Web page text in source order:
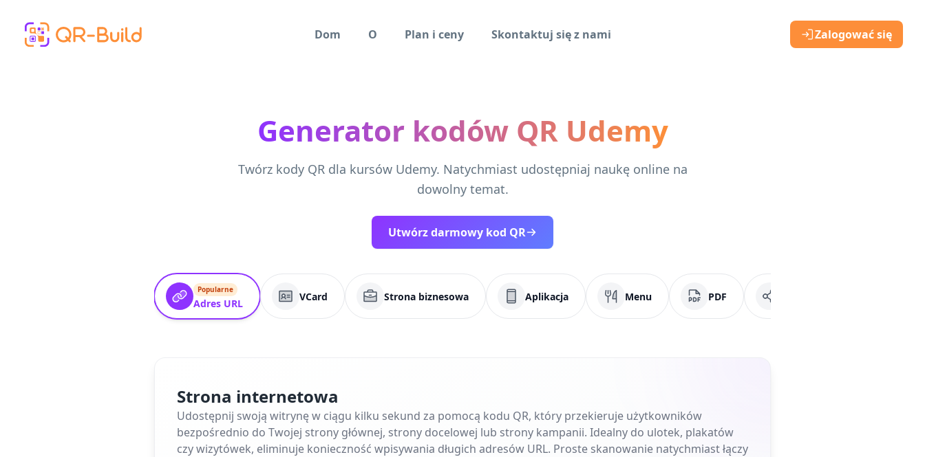
Dom
O Plan i ceny Skontaktuj się z nami Zalogować się
Generator kodów QR Udemy
Twórz kody QR dla kursów Udemy. Natychmiast udostępniaj naukę online na
dowolny temat.
Utwórz darmowy kod QR
Popularne
Adres URL
VCard Strona biznesowa Aplikacja Menu PDF
Strona internetowa
Udostępnij swoją witrynę w ciągu kilku sekund za pomocą kodu QR, który przekieruje użytkowników
bezpośrednio do Twojej strony głównej, strony docelowej lub strony kampanii. Idealny do ulotek, plakatów
czy wizytówek, eliminuje konieczność wpisywania długich adresów URL. Proste skanowanie natychmiast łączy